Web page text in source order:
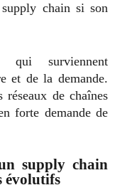
chain si son
qui surviennent
et de la demande.
réseaux de chaînes
forte demande de
supply chain
évolutifs